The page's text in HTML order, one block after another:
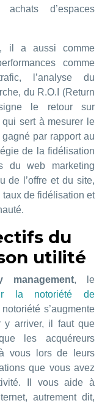
d’espaces
, il a aussi comme
comme
l’analyse du
du R.O.I (Return
le retour sur
sert à mesurer le
par rapport au
de la fidélisation
du web marketing
de l’offre et du site,
taux de fidélisation et
du
utilité
management, le
la notoriété de
s’augmente
y arriver, il faut que
les acquéreurs
vous lors de leurs
que vous avez
Il vous aide à
autrement dit,